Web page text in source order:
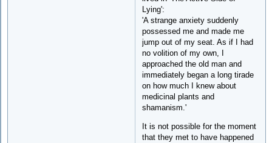
Lying':
'A strange anxiety suddenly
possessed me and made me
jump out of my seat. As if I had
no volition of my own, I
approached the old man and
immediately began a long tirade
on how much I knew about
medicinal plants and
shamanism.'
It is not possible for the moment
that they met to have happened